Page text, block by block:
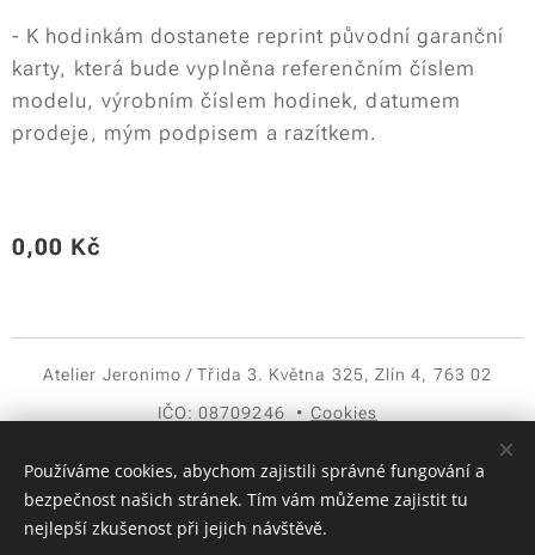
- K hodinkám dostanete reprint původní garanční
karty, která bude vyplněna referenčním číslem
modelu, výrobním číslem hodinek, datumem
prodeje, mým podpisem a razítkem.
0,00 Kč
Atelier Jeronimo / Třida 3. Května 325, Zlín 4, 763 02
IČO: 08709246
Cookies
Jazyky
Čeština
English
Používáme cookies, abychom zajistili správné fungování a
bezpečnost našich stránek. Tím vám můžeme zajistit tu
nejlepší zkušenost při jejich návštěvě.